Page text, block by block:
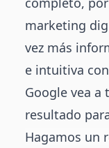
marketing
vez más
e intuitiva
Google vea
resultado
Hagamos un